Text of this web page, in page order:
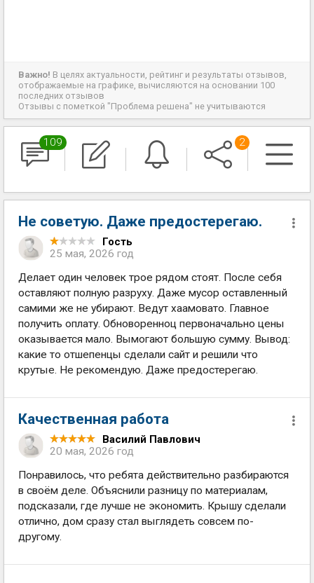
Важно! В целях актуальности, рейтинг и результаты отзывов,
отображаемые на графике, вычисляются на основании 100
последних отзывов
Отзывы с пометкой "Проблема решена" не учитываются
109 2
Не советую. Даже предостерегаю.
Гость
25 мая, 2026 год
Делает один человек трое рядом стоят. После себя
оставляют полную разруху. Даже мусор оставленный
самими же не убирают. Ведут хаамовато. Главное
получить оплату. Обноворенноц первоначально цены
оказывается мало. Вымогают большую сумму. Вывод:
какие то отшепенцы сделали сайт и решили что
крутые. Не рекомендую. Даже предостерегаю.
Качественная работа
Василий Павлович
20 мая, 2026 год
Понравилось, что ребята действительно разбираются
в своём деле. Объяснили разницу по материалам,
подсказали, где лучше не экономить. Крышу сделали
отлично, дом сразу стал выглядеть совсем по-
другому.